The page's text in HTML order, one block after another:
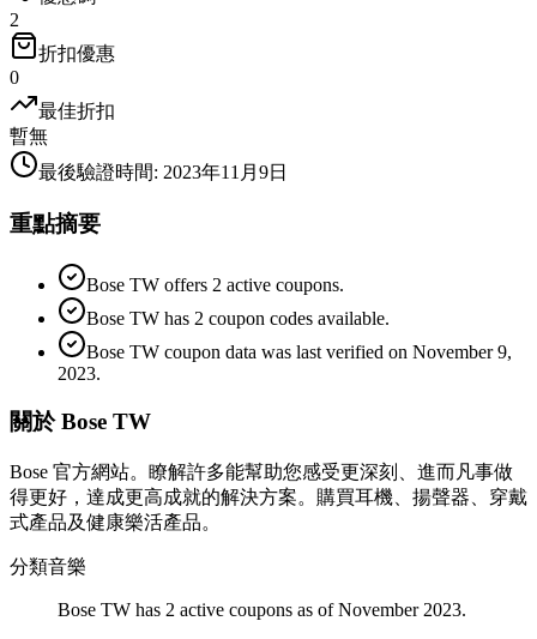
2
折扣優惠
0
最佳折扣
暫無
最後驗證時間: 2023年11月9日
重點摘要
Bose TW offers 2 active coupons.
Bose TW has 2 coupon codes available.
Bose TW coupon data was last verified on November 9,
2023.
關於 Bose TW
Bose 官方網站。瞭解許多能幫助您感受更深刻、進而凡事做
得更好，達成更高成就的解決方案。購買耳機、揚聲器、穿戴
式產品及健康樂活產品。
分類音樂
Bose TW has 2 active coupons as of November 2023.